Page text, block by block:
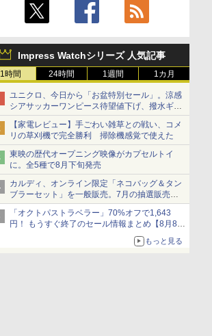
Impress Watchシリーズ 人気記事
1時間 24時間 1週間 1カ月
ユニクロ、今日から「お盆特別セール」。涼感
シアサッカーワンピース待望値下げ、撥水ギア
ショーツは1990円に
【家電レビュー】手ごわい雑草との戦い、コメ
リの草刈機で完全勝利 掃除機感覚で使えた
東映の歴代オープニング映像がカプセルトイ
に。全5種で8月下旬発売
カルディ、オンライン限定「ネコバッグ＆タン
ブラーセット」を一般販売。7月の抽選販売の
当選無効分
「オクトパストラベラー」70%オフで1,643
円！ もうすぐ終了のセール情報まとめ【8月8日
ニンテンドーeショップでは「大神 絶景版」が
もっと見る